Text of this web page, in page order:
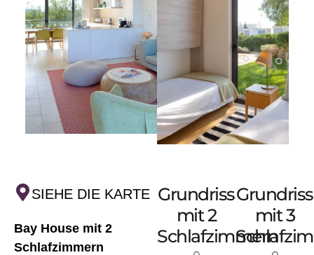
SIEHE DIE KARTE
Bay House mit 2
Schlafzimmern
Grundriss
mit 2
Schlafzimmern
Grundriss
mit 3